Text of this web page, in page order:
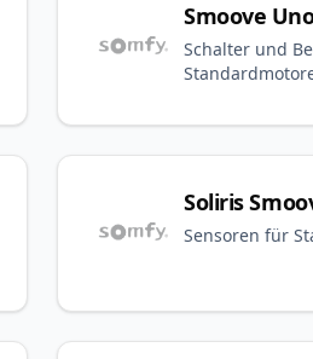
Smoove
Schalter und
Soliris
Sensoren für